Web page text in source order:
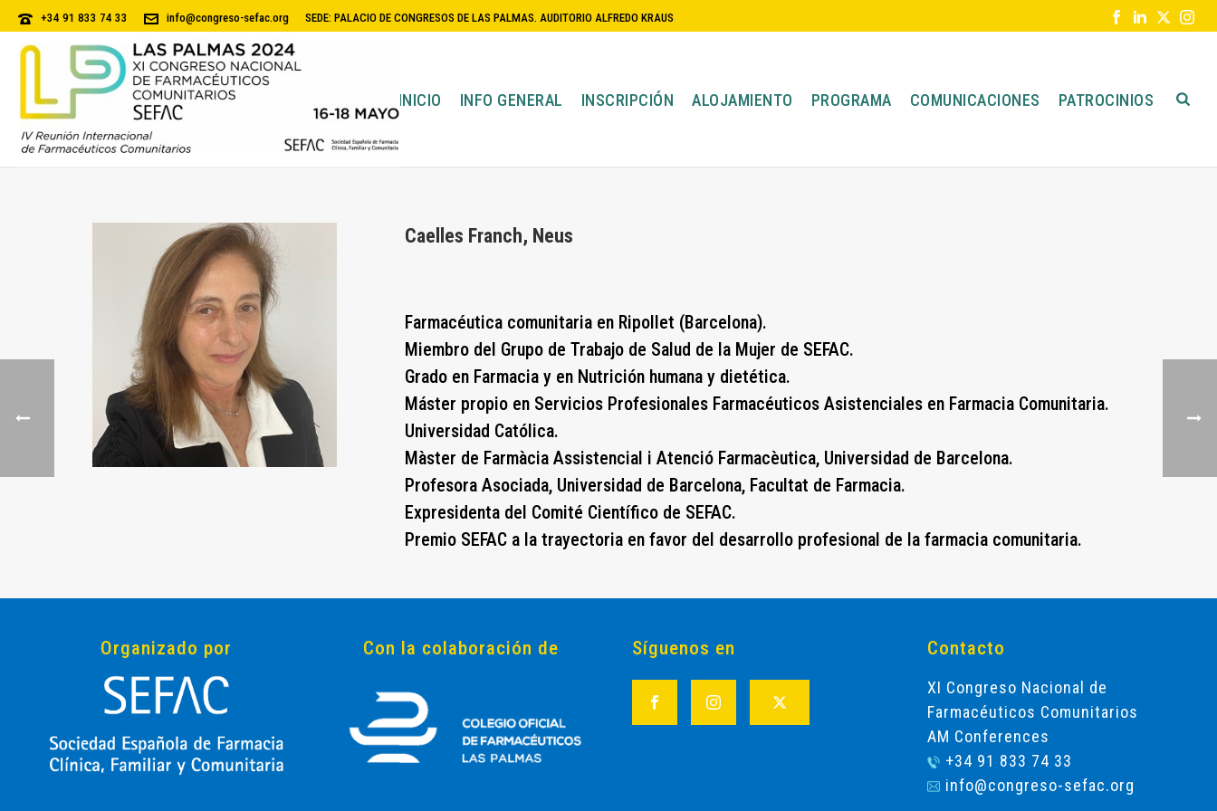
+34 91 833 74 33 info@congreso-sefac.org SEDE: PALACIO DE CONGRESOS DE LAS PALMAS. AUDITORIO ALFREDO KRAUS
INICIO INFO GENERAL INSCRIPCIÓN ALOJAMIENTO PROGRAMA COMUNICACIONES PATROCINIOS
Caelles Franch, Neus
Farmacéutica comunitaria en Ripollet (Barcelona).
Miembro del Grupo de Trabajo de Salud de la Mujer de SEFAC.
Grado en Farmacia y en Nutrición humana y dietética.
Máster propio en Servicios Profesionales Farmacéuticos Asistenciales en Farmacia Comunitaria.
Universidad Católica.
Màster de Farmàcia Assistencial i Atenció Farmacèutica, Universidad de Barcelona.
Profesora Asociada, Universidad de Barcelona, Facultat de Farmacia.
Expresidenta del Comité Científico de SEFAC.
Premio SEFAC a la trayectoria en favor del desarrollo profesional de la farmacia comunitaria.
Organizado por Con la colaboración de Síguenos en Contacto
XI Congreso Nacional de
Farmacéuticos Comunitarios
AM Conferences
+34 91 833 74 33
info@congreso-sefac.org